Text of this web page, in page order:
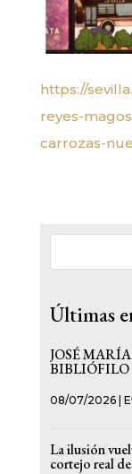
https://
reyes-
carrozas-
Últimas
JOSÉ
BIBLIÓFILO
08/07/2026|
La ilusión
cortejo real